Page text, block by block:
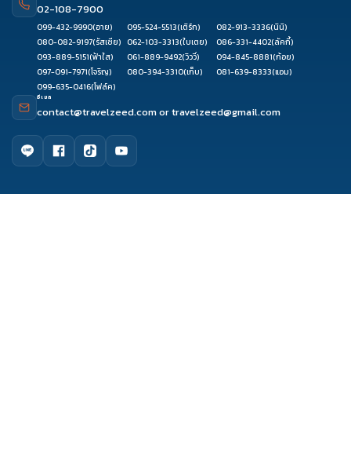
02-108-7900
099-432-9990(อาย) 095-524-5513(เติร์ก) 082-913-3336(นินิ)
080-082-9197(รัสเซีย) 062-103-3313(ใบเตย) 086-331-4402(ลัคกี้)
093-889-5151(ฟ้าใส) 061-889-9492(วิววี่) 094-845-8881(ก้อย)
097-091-7971(โจริญ) 080-394-3310(เก็บ) 081-639-8333(แอม)
099-635-0416(โฟล์ค)
อีเมล
contact@travelzeed.comortravelzeed@gmail.com